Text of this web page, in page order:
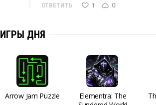
ОТВЕТИТЬ 1 0
ИГРЫ ДНЯ
Arrow Jam Puzzle
Elementra: The